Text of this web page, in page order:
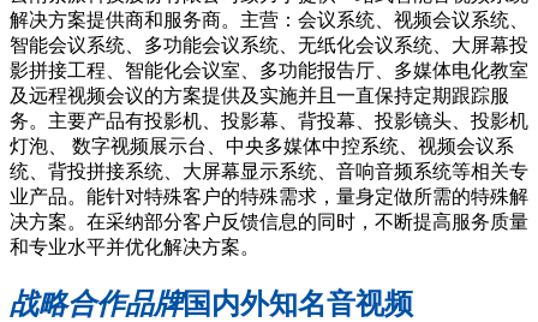
解决方案提供商和服务商。主营：会议系统、视频会议系统、
智能会议系统、多功能会议系统、无纸化会议系统、大屏幕投
影拼接工程、智能化会议室、多功能报告厅、多媒体电化教室
及远程视频会议的方案提供及实施并且一直保持定期跟踪服
务。主要产品有投影机、投影幕、背投幕、投影镜头、投影机
灯泡、 数字视频展示台、中央多媒体中控系统、视频会议系
统、背投拼接系统、大屏幕显示系统、音响音频系统等相关专
业产品。能针对特殊客户的特殊需求，量身定做所需的特殊解
决方案。在采纳部分客户反馈信息的同时，不断提高服务质量
和专业水平并优化解决方案。
战略合作品牌国内外知名音视频